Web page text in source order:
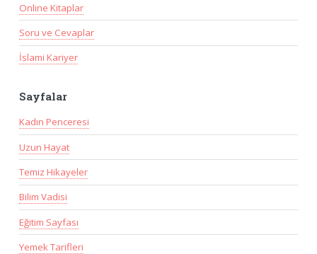
Online Kitaplar
Soru ve Cevaplar
İslami Kariyer
Sayfalar
Kadın Penceresi
Uzun Hayat
Temiz Hikayeler
Bilim Vadisi
Eğitim Sayfası
Yemek Tarifleri